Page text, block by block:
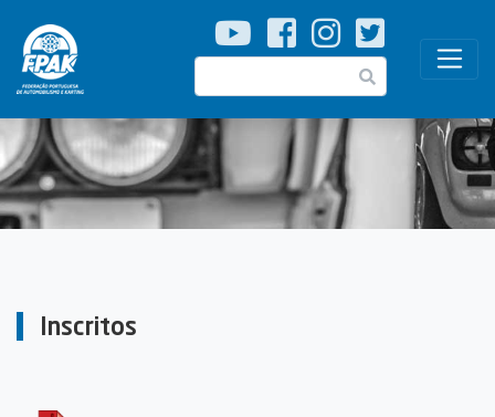
Passar
para
o
Pesquisar
Inscritos